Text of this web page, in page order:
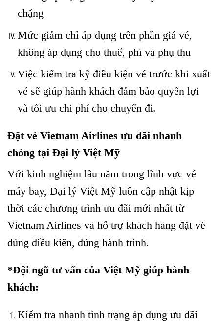
chặng
Mức giảm chỉ áp dụng trên phần giá vé,
không áp dụng cho thuế, phí và phụ thu
Việc kiểm tra kỹ điều kiện vé trước khi xuất
vé sẽ giúp hành khách đảm bảo quyền lợi
và tối ưu chi phí cho chuyến đi.
Đặt vé Vietnam Airlines ưu đãi nhanh
chóng tại Đại lý Việt Mỹ
Với kinh nghiệm lâu năm trong lĩnh vực vé
máy bay, Đại lý Việt Mỹ luôn cập nhật kịp
thời các chương trình ưu đãi mới nhất từ
Vietnam Airlines và hỗ trợ khách hàng đặt vé
đúng điều kiện, đúng hành trình.
*Đội ngũ tư vấn của Việt Mỹ giúp hành
khách:
Kiểm tra nhanh tình trạng áp dụng ưu đãi